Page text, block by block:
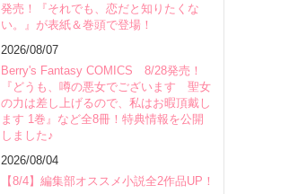
発売！『それでも、恋だと知りたくな
い。』が表紙＆巻頭で登場！
2026/08/07
Berry's Fantasy COMICS 8/28発売！
『どうも、噂の悪女でございます 聖女
の力は差し上げるので、私はお暇頂戴し
ます 1巻』など全8冊！特典情報を公開
しました♪
2026/08/04
【8/4】編集部オススメ小説全2作品UP！